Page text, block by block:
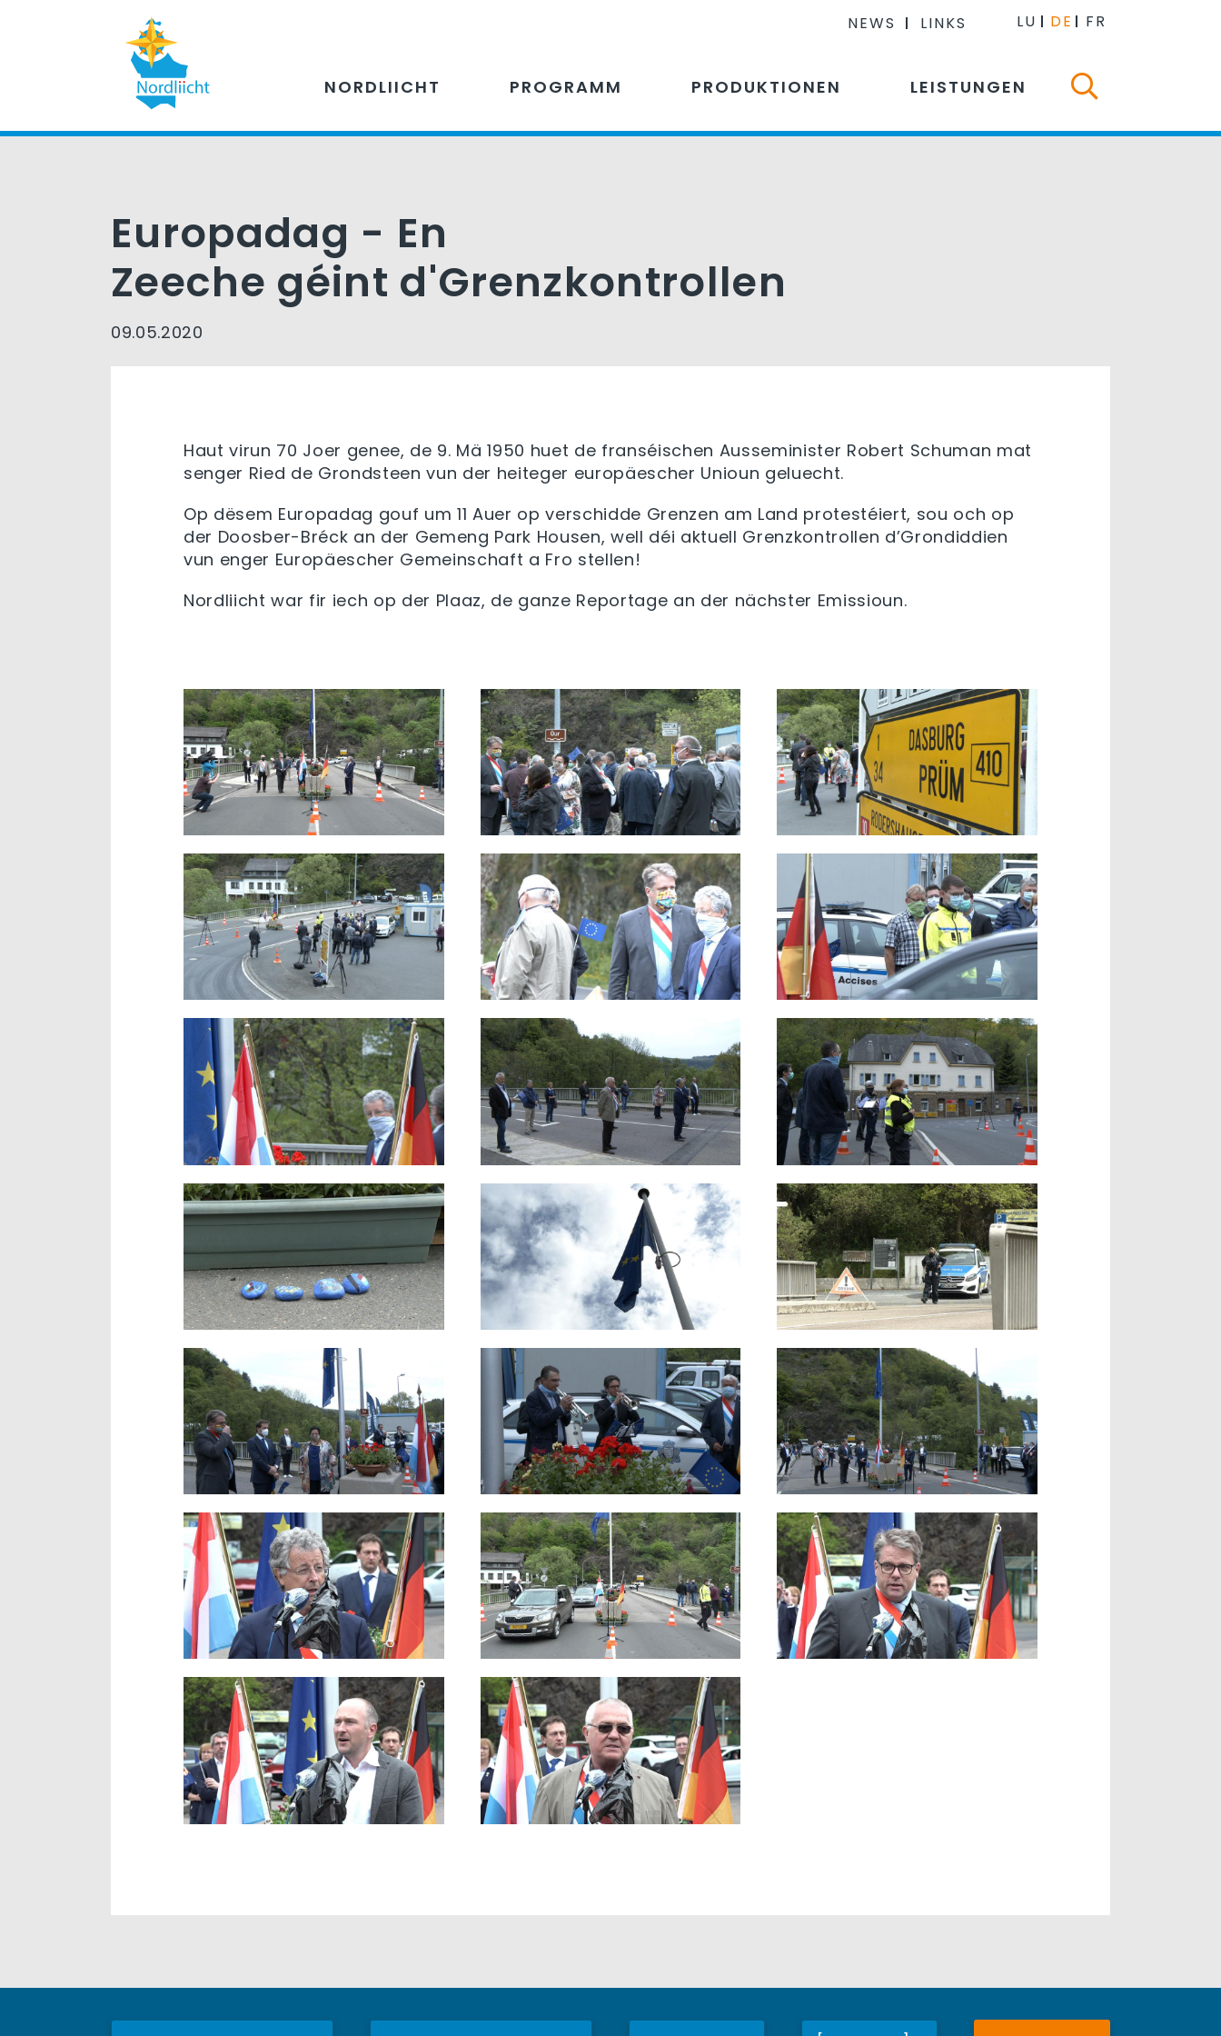
NEWS LINKS LU DE FR
NORDLIICHT PROGRAMM PRODUKTIONEN LEISTUNGEN
Europadag - En
Zeeche géint d'Grenzkontrollen
09.05.2020
Hautvirun 70 Joer genee, de 9. Mä 1950 huet de franséischen Ausseminister Robert Schuman mat
senger Ried de Grondsteen vun der heiteger europäescher Unioun geluecht.
Op dësem Europadag gouf um 11 Auer op verschidde Grenzen am Land protestéiert, sou och op
der Doosber-Bréck an der Gemeng Park Housen,well déi aktuell Grenzkontrollen d’Grondiddien
vun enger Europäescher Gemeinschaft a Fro stellen!
Nordliicht war fir iech op der Plaaz, de ganze Reportage an der nächster Emissioun.